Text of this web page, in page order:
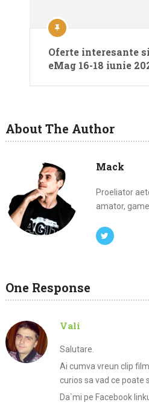
Oferte interesante
eMag 16-18 iunie
About The Author
Mack
Proeliator
amator,
One Response
Vali
Salutare.
Ai cumva vreun clip
curios sa vad ce poate
Da`mi pe Facebook